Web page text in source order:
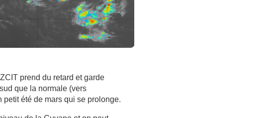
prend du retard et garde
que la normale (vers
petit été de mars qui se prolonge.